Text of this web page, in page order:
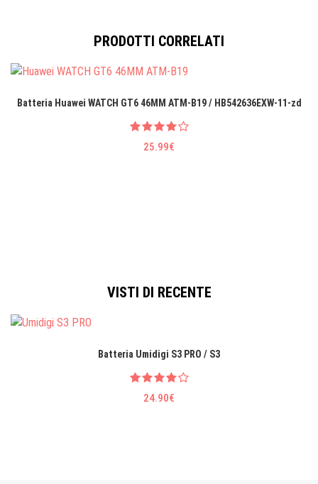
PRODOTTI CORRELATI
Batteria Huawei WATCH GT6 46MM ATM-B19 / HB542636EXW-11-zd
25.99€
VISTI DI RECENTE
Batteria Umidigi S3 PRO / S3
24.90€